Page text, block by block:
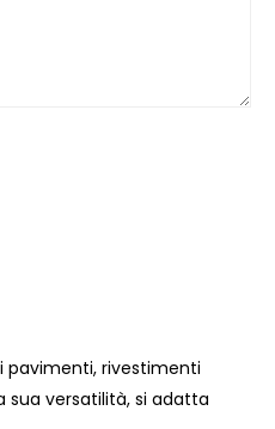
pavimenti, rivestimenti
sua versatilità, si adatta